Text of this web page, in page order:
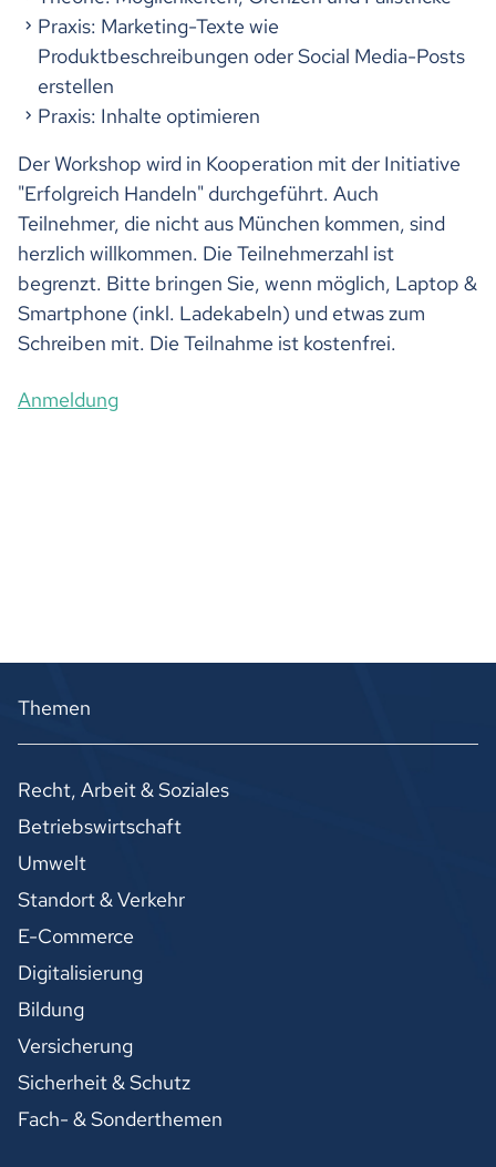
Praxis: Marketing-Texte wie
Produktbeschreibungen oder Social Media-Posts
erstellen
Praxis: Inhalte optimieren
Der Workshop wird in Kooperation mit der Initiative
"Erfolgreich Handeln" durchgeführt. Auch
Teilnehmer, die nicht aus München kommen, sind
herzlich willkommen. Die Teilnehmerzahl ist
begrenzt. Bitte bringen Sie, wenn möglich, Laptop &
Smartphone (inkl. Ladekabeln) und etwas zum
Schreiben mit. Die Teilnahme ist kostenfrei.
Anmeldung
Themen
Recht, Arbeit & Soziales
Betriebswirtschaft
Umwelt
Standort & Verkehr
E-Commerce
Digitalisierung
Bildung
Versicherung
Sicherheit & Schutz
Fach- & Sonderthemen